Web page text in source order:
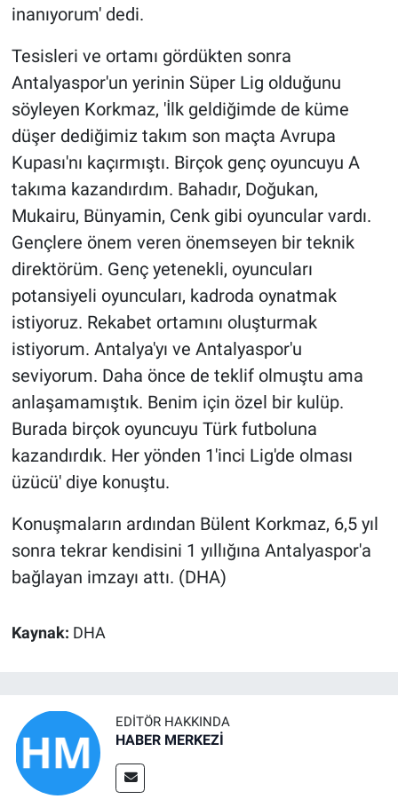
inanıyorum' dedi.
Tesisleri ve ortamı gördükten sonra
Antalyaspor'un yerinin Süper Lig olduğunu
söyleyen Korkmaz, 'İlk geldiğimde de küme
düşer dediğimiz takım son maçta Avrupa
Kupası'nı kaçırmıştı. Birçok genç oyuncuyu A
takıma kazandırdım. Bahadır, Doğukan,
Mukairu, Bünyamin, Cenk gibi oyuncular vardı.
Gençlere önem veren önemseyen bir teknik
direktörüm. Genç yetenekli, oyuncuları
potansiyeli oyuncuları, kadroda oynatmak
istiyoruz. Rekabet ortamını oluşturmak
istiyorum. Antalya'yı ve Antalyaspor'u
seviyorum. Daha önce de teklif olmuştu ama
anlaşamamıştık. Benim için özel bir kulüp.
Burada birçok oyuncuyu Türk futboluna
kazandırdık. Her yönden 1'inci Lig'de olması
üzücü' diye konuştu.
Konuşmaların ardından Bülent Korkmaz, 6,5 yıl
sonra tekrar kendisini 1 yıllığına Antalyaspor'a
bağlayan imzayı attı. (DHA)
Kaynak: DHA
EDITÖR HAKKINDA
HABER MERKEZİ